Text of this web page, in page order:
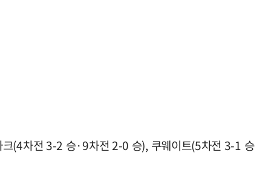
(4차전 3-2 승·9차전 2-0 승), 쿠웨이트(5차전 3-1 승